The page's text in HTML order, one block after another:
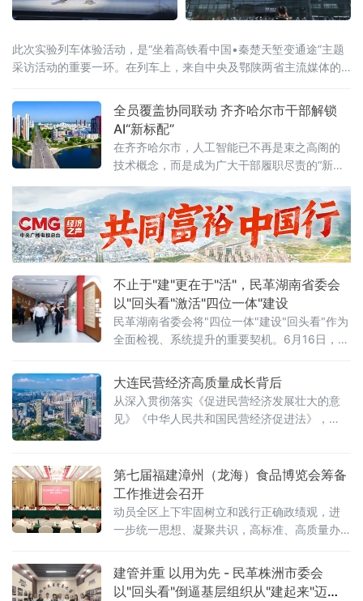
此次实验列车体验活动，是“坐着高铁看中国•秦楚天堑变通途”主题
采访活动的重要一环。在列车上，来自中央及鄂陕两省主流媒体的
体验。“龙韵骧梦”乘务组值乘实验全员覆盖协同联动 齐齐哈尔市干部解锁
AI“新标配”
在齐齐哈尔市，人工智能已不再是束之高阁的
技术概念，而是成为广大干部履职尽责的“新标
为服务产业升级的关键一招，突出全员覆盖、
场景解题、协同联动，累计培训2.5万余人次，
推动形成“学AI、懂AI、用AI”的履职新常态。
不止于"建"更在于"活"，民革湖南省委会
以"回头看"激活"四位一体"建设
民革湖南省委会将"四位一体"建设"回头看"作为
全面检视、系统提升的重要契机。6月16日，湖
涤非率队深入基层一线调研，推动各级组织
从"建起来"向"用起来""活起来"转变。蒋涤非一
行先后走访湖南民革党员之家、长沙民革党员
之家及民革党史教育基地——湖南和平解放史
会
大连民营经济高质量成长背后
从深入贯彻落实《促进民营经济发展壮大的意
见》《中华人民共和国民营经济促进法》，
企业想在一起、站在一起、干在一起。今年一
季度，全市民营经济经营主体占比超95.5%，
进出口总值占比60.9%……
第七届福建漳州（龙海）食品博览会筹备
工作推进会召开
动员全区上下牢固树立和践行正确政绩观，进
一步统一思想、凝聚共识，高标准、高质量办
艺章出席并讲话。
建管并重 以用为先 - 民革株洲市委会
以"回头看"倒逼基层组织从"建起来"迈